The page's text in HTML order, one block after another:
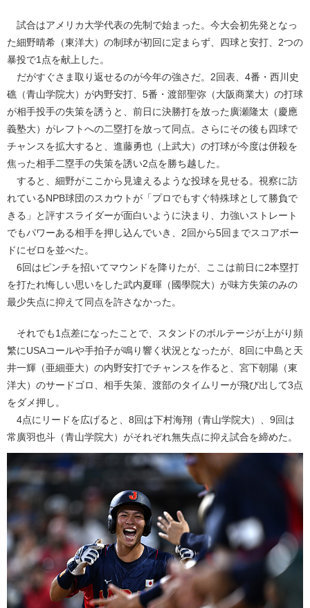
試合はアメリカ大学代表の先制で始まった。今大会初先発となっ
た細野晴希（東洋大）の制球が初回に定まらず、四球と安打、2つの
暴投で1点を献上した。
だがすぐさま取り返せるのが今年の強さだ。2回表、4番・西川史
礁（青山学院大）が内野安打、5番・渡部聖弥（大阪商業大）の打球
が相手投手の失策を誘うと、前日に決勝打を放った廣瀬隆太（慶應
義塾大）がレフトへの二塁打を放って同点。さらにその後も四球で
チャンスを拡大すると、進藤勇也（上武大）の打球が今度は併殺を
焦った相手二塁手の失策を誘い2点を勝ち越した。
すると、細野がここから見違えるような投球を見せる。視察に訪
れているNPB球団のスカウトが「プロでもすぐ特殊球として勝負で
きる」と評すスライダーが面白いように決まり、力強いストレート
でもパワーある相手を押し込んでいき、2回から5回までスコアボー
ドにゼロを並べた。
6回はピンチを招いてマウンドを降りたが、ここは前日に2本塁打
を打たれ悔しい思いをした武内夏暉（國學院大）が味方失策のみの
最少失点に抑えて同点を許さなかった。
それでも1点差になったことで、スタンドのボルテージが上がり頻
繁にUSAコールや手拍子が鳴り響く状況となったが、8回に中島と天
井一輝（亜細亜大）の内野安打でチャンスを作ると、宮下朝陽（東
洋大）のサードゴロ、相手失策、渡部のタイムリーが飛び出して3点
をダメ押し。
4点にリードを広げると、8回は下村海翔（青山学院大）、9回は
常廣羽也斗（青山学院大）がそれぞれ無失点に抑え試合を締めた。